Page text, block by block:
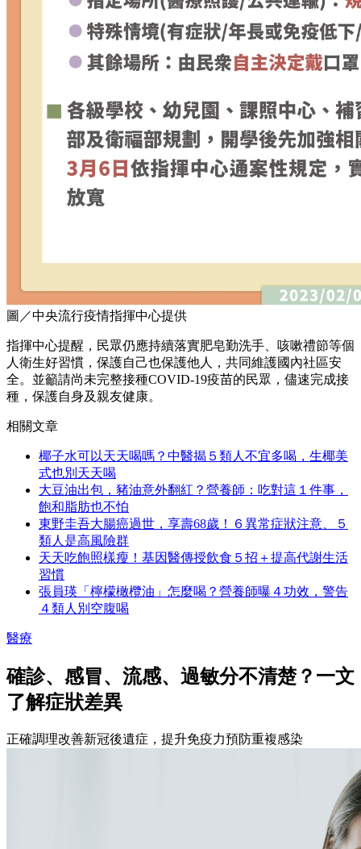
圖／中央流行疫情指揮中心提供
指揮中心提醒，民眾仍應持續落實肥皂勤洗手、咳嗽禮節等個
人衛生好習慣，保護自己也保護他人，共同維護國內社區安
全。並籲請尚未完整接種COVID-19疫苗的民眾，儘速完成接
種，保護自身及親友健康。
相關文章
椰子水可以天天喝嗎？中醫揭５類人不宜多喝，生椰美
式也別天天喝
大豆油出包，豬油意外翻紅？營養師：吃對這１件事，
飽和脂肪也不怕
東野圭吾大腸癌過世，享壽68歲！６異常症狀注意、５
類人是高風險群
天天吃飽照樣瘦！基因醫傳授飲食５招＋提高代謝生活
習慣
張員瑛「檸檬橄欖油」怎麼喝？營養師曝４功效，警告
４類人別空腹喝
醫療
確診、感冒、流感、過敏分不清楚？一文
了解症狀差異
正確調理改善新冠後遺症，提升免疫力預防重複感染